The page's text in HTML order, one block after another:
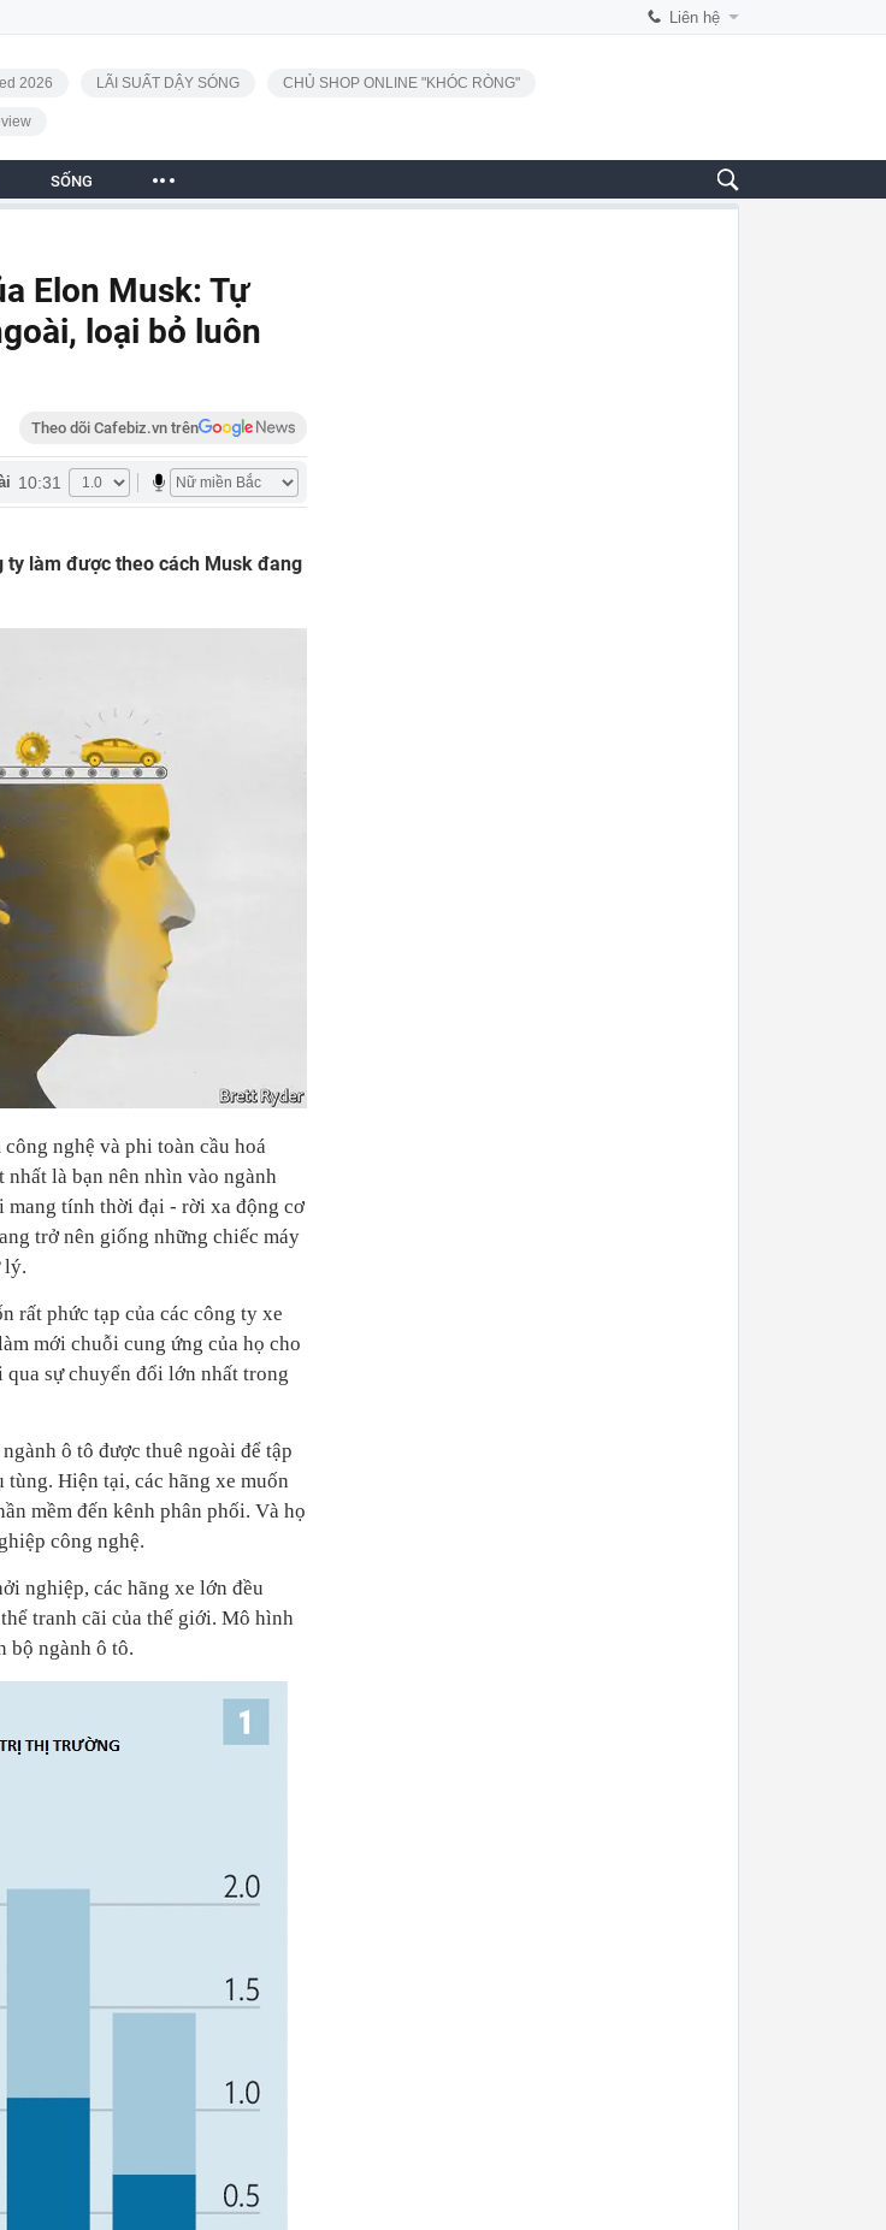
Liên hệ
2026 LÃI SUẤT DẬY SÓNG CHỦ SHOP ONLINE "KHÓC RÒNG"
SỐNG
Elon Musk: Tự
loại bỏ luôn
Theo dõi Cafebiz.vn trên
10:31
ty làm được theo cách Musk đang
nghệ và phi toàn cầu hoá
là bạn nên nhìn vào ngành
mang tính thời đại - rời xa động cơ
trở nên giống những chiếc máy
lý.
rất phức tạp của các công ty xe
mới chuỗi cung ứng của họ cho
sự chuyển đổi lớn nhất trong
ô tô được thuê ngoài để tập
Hiện tại, các hãng xe muốn
mềm đến kênh phân phối. Và họ
công nghệ.
nghiệp, các hãng xe lớn đều
tranh cãi của thế giới. Mô hình
bộ ngành ô tô.